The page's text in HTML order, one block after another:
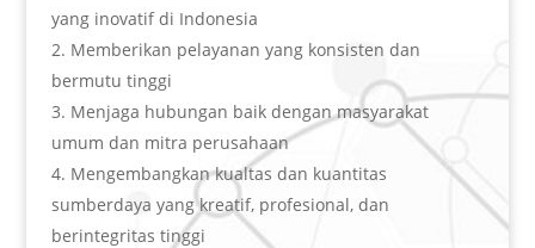
yang inovatif di Indonesia
Memberikan pelayanan yang konsisten dan
bermutu tinggi
Menjaga hubungan baik dengan masyarakat
umum dan mitra perusahaan
Mengembangkan kualtas dan kuantitas
sumberdaya yang kreatif, profesional, dan
berintegritas tinggi